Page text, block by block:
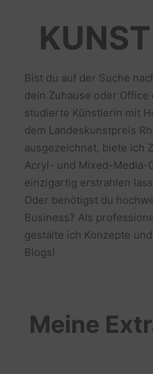
Bist du auf der Suche
dein Zuhause oder
studierte Künstlerin mit
dem Landeskunstpreis
ausgezeichnet, biete ich
Acryl- und Mixed-Media-
einzigartig erstrahlen
Oder benötigst du
Business? Als
gestalte ich Konzepte
Blogs!
Meine